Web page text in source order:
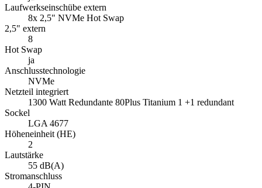
Laufwerkseinschübe extern
8x 2,5" NVMe Hot Swap
2,5" extern
8
Hot Swap
ja
Anschlusstechnologie
NVMe
Netzteil integriert
1300 Watt Redundante 80Plus Titanium 1 +1 redundant
Sockel
LGA 4677
Höheneinheit (HE)
2
Lautstärke
55 dB(A)
Stromanschluss